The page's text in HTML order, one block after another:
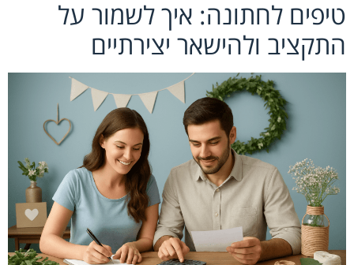
טיפים לחתונה: איך לשמור על
התקציב ולהישאר יצירתיים